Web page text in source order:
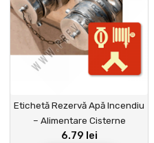
Etichetă Rezervă Apă Incendiu
– Alimentare Cisterne
Pompieri
6.79 lei